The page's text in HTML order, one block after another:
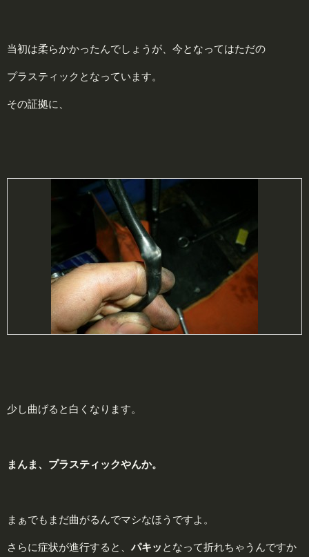
当初は柔らかかったんでしょうが、今となってはただの
プラスティックとなっています。
その証拠に、
少し曲げると白くなります。
まんま、プラスティックやんか。
まぁでもまだ曲がるんでマシなほうですよ。
さらに症状が進行すると、 パキッ となって折れちゃうんですか